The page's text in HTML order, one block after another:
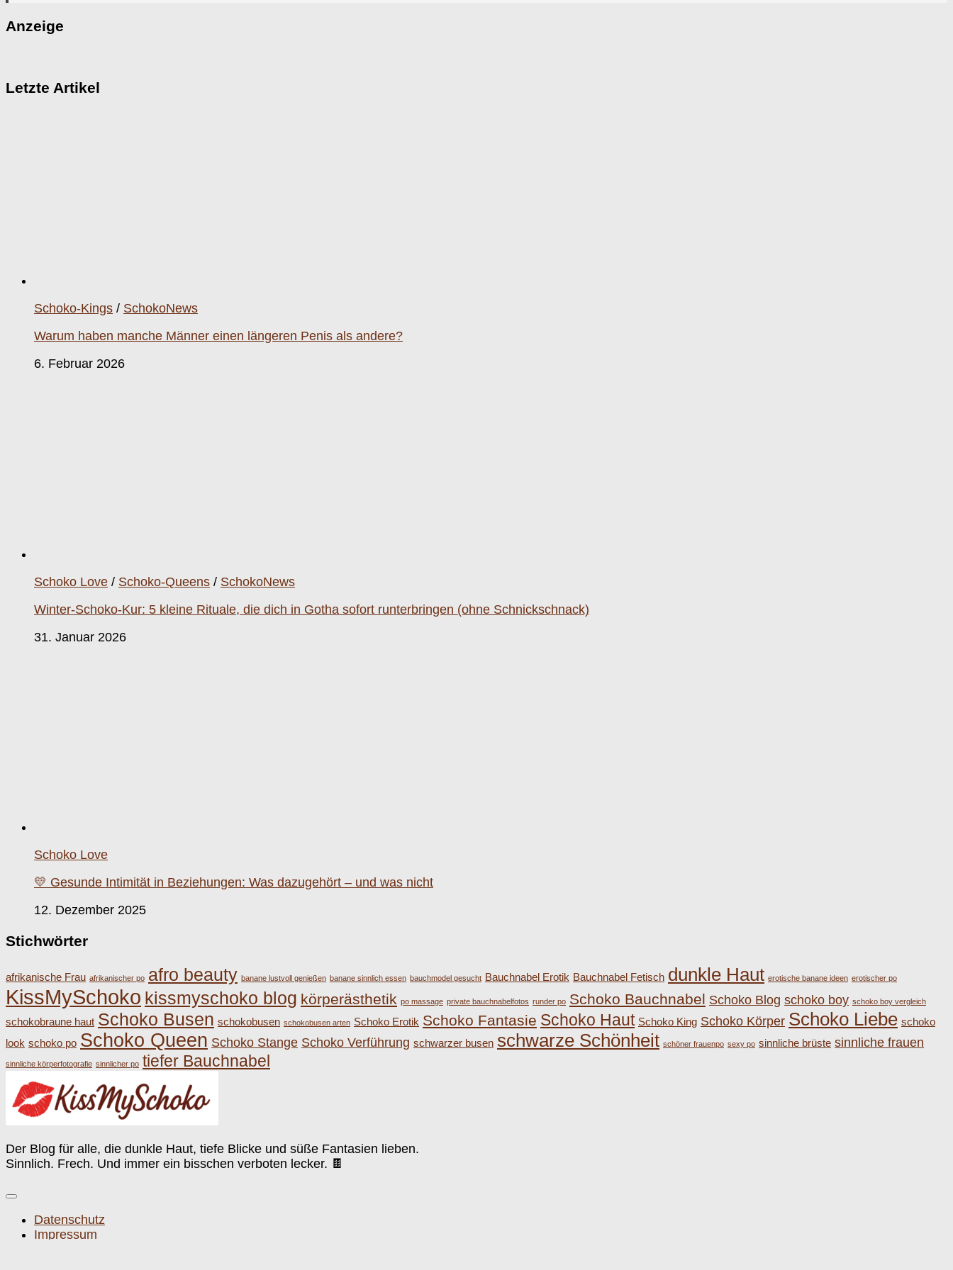
Anzeige
Letzte Artikel
Schoko-Kings / SchokoNews
Warum haben manche Männer einen längeren Penis als andere?
6. Februar 2026
Schoko Love / Schoko-Queens / SchokoNews
Winter-Schoko-Kur: 5 kleine Rituale, die dich in Gotha sofort runterbringen (ohne Schnickschnack)
31. Januar 2026
Schoko Love
💛 Gesunde Intimität in Beziehungen: Was dazugehört – und was nicht
12. Dezember 2025
Stichwörter
afrikanische Frau afrikanischer po afro beauty banane lustvoll genießen banane sinnlich essen bauchmodel gesucht Bauchnabel Erotik Bauchnabel Fetisch dunkle Haut erotische banane ideen erotischer po
KissMySchoko kissmyschoko blog körperästhetik po massage private bauchnabelfotos runder po Schoko Bauchnabel Schoko Blog schoko boy schoko boy vergleich
schokobraune haut Schoko Busen schokobusen schokobusen arten Schoko Erotik Schoko Fantasie Schoko Haut Schoko King Schoko Körper Schoko Liebe schoko
look schoko po Schoko Queen Schoko Stange Schoko Verführung schwarzer busen schwarze Schönheit schöner frauenpo sexy po sinnliche brüste sinnliche frauen
sinnliche körperfotografie sinnlicher po tiefer Bauchnabel
Der Blog für alle, die dunkle Haut, tiefe Blicke und süße Fantasien lieben.
Sinnlich. Frech. Und immer ein bisschen verboten lecker. 🍫
Datenschutz
Impressum